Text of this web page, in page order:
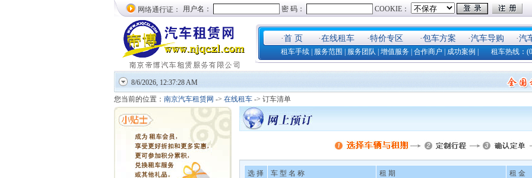
网络通行证：
·首 页 ·在线租车 ·特价专区 ·包车方案 ·汽车导购 ·汽
租车手续| 服务范围 服务团队 增值服务| 合作商户 成功案例 | 租车热线：
8/6/2026, 12:37:28 AM
您当前的位置： 南京汽车租赁网 -> 在线租车 -> 订车清单
选 择 车 型 名 称 租 期 租 金